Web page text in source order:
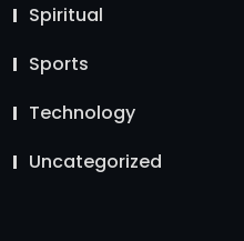
Spiritual
Sports
Technology
Uncategorized